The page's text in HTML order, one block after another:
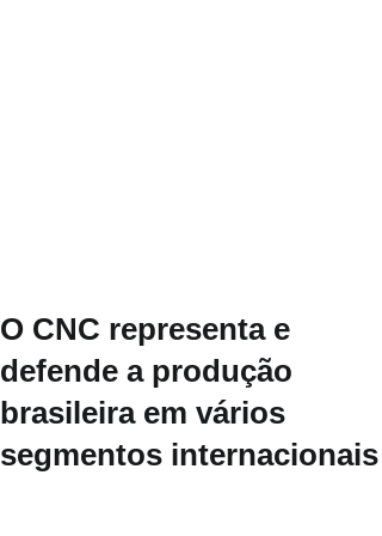
O CNC representa e
defende a produção
brasileira em vários
segmentos internacionais